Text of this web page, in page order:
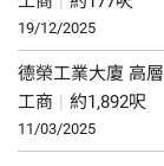
19/12/2025
德榮工業大廈 高層
工商 | 約1,892呎
11/03/2025